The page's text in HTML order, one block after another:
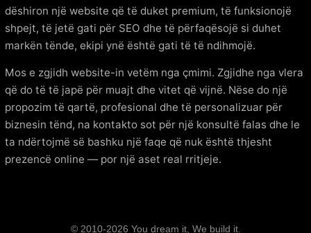
dëshiron një website që të duket premium, të funksionojë
shpejt, të jetë gati për SEO dhe të përfaqësojë si duhet
markën tënde, ekipi ynë është gati të të ndihmojë.
Mos e zgjidh website-in vetëm nga çmimi. Zgjidhe nga vlera
që do të të japë për muajt dhe vitet që vijnë. Nëse do një
propozim të qartë, profesional dhe të personalizuar për
biznesin tënd, na kontakto sot për një konsultë falas dhe le
ta ndërtojmë së bashku një faqe që nuk është thjesht
prezencë online — por një aset real rritjeje.
© 2010-2026 You dream it, We build it.